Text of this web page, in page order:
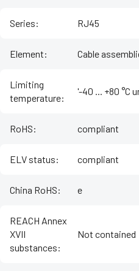
Series: RJ45
Element: Cable
Limiting
temperature:
'-40 ... +80 °C
RoHS: compliant
ELV status: compliant
China RoHS: e
REACH Annex
XVII
substances:
Not contained